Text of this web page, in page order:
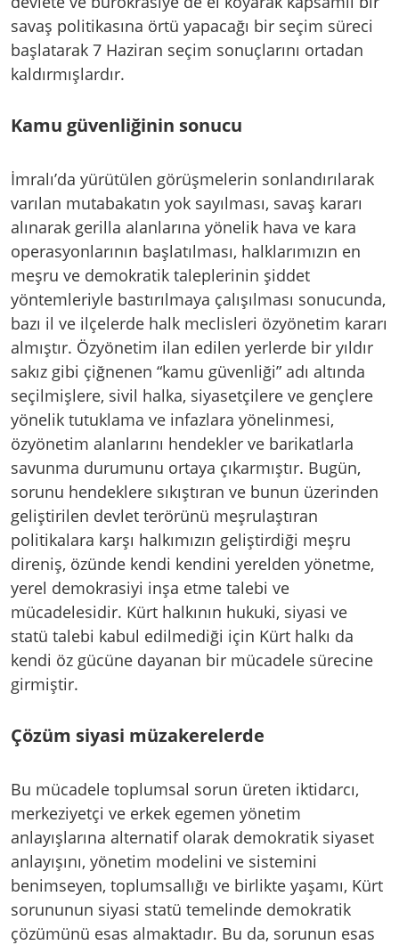
savaş politikasına örtü yapacağı bir seçim süreci
başlatarak 7 Haziran seçim sonuçlarını ortadan
kaldırmışlardır.
Kamu güvenliğinin sonucu
İmralı’da yürütülen görüşmelerin sonlandırılarak
varılan mutabakatın yok sayılması, savaş kararı
alınarak gerilla alanlarına yönelik hava ve kara
operasyonlarının başlatılması, halklarımızın en
meşru ve demokratik taleplerinin şiddet
yöntemleriyle bastırılmaya çalışılması sonucunda,
bazı il ve ilçelerde halk meclisleri özyönetim kararı
almıştır. Özyönetim ilan edilen yerlerde bir yıldır
sakız gibi çiğnenen “kamu güvenliği” adı altında
seçilmişlere, sivil halka, siyasetçilere ve gençlere
yönelik tutuklama ve infazlara yönelinmesi,
özyönetim alanlarını hendekler ve barikatlarla
savunma durumunu ortaya çıkarmıştır. Bugün,
sorunu hendeklere sıkıştıran ve bunun üzerinden
geliştirilen devlet terörünü meşrulaştıran
politikalara karşı halkımızın geliştirdiği meşru
direniş, özünde kendi kendini yerelden yönetme,
yerel demokrasiyi inşa etme talebi ve
mücadelesidir. Kürt halkının hukuki, siyasi ve
statü talebi kabul edilmediği için Kürt halkı da
kendi öz gücüne dayanan bir mücadele sürecine
girmiştir.
Çözüm siyasi müzakerelerde
Bu mücadele toplumsal sorun üreten iktidarcı,
merkeziyetçi ve erkek egemen yönetim
anlayışlarına alternatif olarak demokratik siyaset
anlayışını, yönetim modelini ve sistemini
benimseyen, toplumsallığı ve birlikte yaşamı, Kürt
sorununun siyasi statü temelinde demokratik
çözümünü esas almaktadır. Bu da, sorunun esas